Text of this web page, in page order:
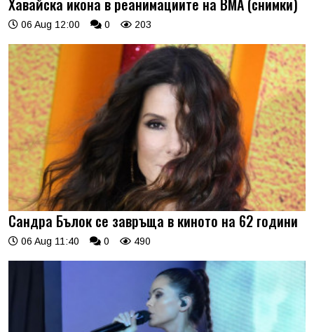
Хавайска икона в реанимациите на ВМА (снимки)
06 Aug 12:00 0 203
Сандра Бълок се завръща в киното на 62 години
06 Aug 11:40 0 490